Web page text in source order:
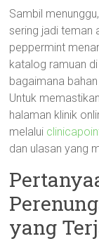
Sambil
sering jadi teman
peppermint
katalog ramuan
bagaimana
Untuk
halaman klinik
melalui
dan ulasan yang
yang